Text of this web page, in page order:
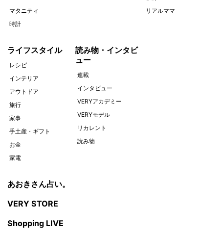
マタニティ
時計
リアルママ
ライフスタイル
レシピ
インテリア
アウトドア
旅行
家事
手土産・ギフト
お金
家電
読み物・インタビ
ュー
連載
インタビュー
VERYアカデミー
VERYモデル
リカレント
読み物
あおきさん占い。
VERY STORE
Shopping LIVE